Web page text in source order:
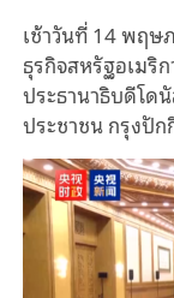
เช้าวันที่14พฤษ
ธุรกิจสหรัฐอเมริ
ประธานาธิบดีโด
ประชาชนกรุงปัก